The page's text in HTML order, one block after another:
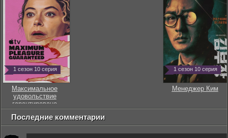
1 сезон 10 серия
Максимальное
удовольствие
гарантировано
1 сезон 10 серия
Менеджер Ким
Последние комментарии